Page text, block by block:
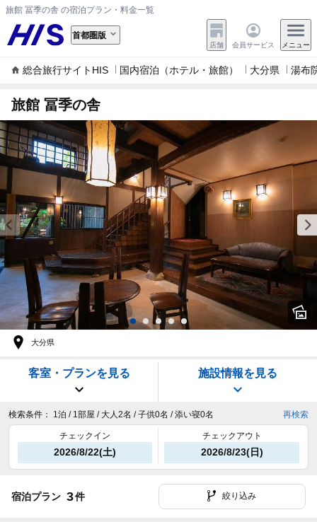
旅館 冨季の舎 の宿泊プラン・料金一覧
首都圏版
店舗 会員サービス メニュー
総合旅行サイトHIS 国内宿泊（ホテル・旅館） 大分県 湯布
旅館 冨季の舎
大分県
客室・プランを見る 施設情報を見る
検索条件： 1泊 / 1部屋 / 大人2名 / 子供0名 / 添い寝0名 再検索
チェックイン
2026/8/22(土)
チェックアウト
2026/8/23(日)
宿泊プラン 3件 絞り込み